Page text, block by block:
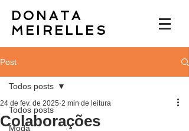
DONATA
MEIRELLES
Post
Todos posts
Moda
Todos posts
Colaborações
24 de fev. de 2025 2 min de leitura